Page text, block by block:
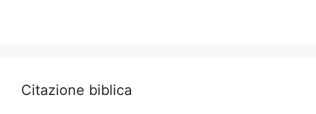
Citazione biblica